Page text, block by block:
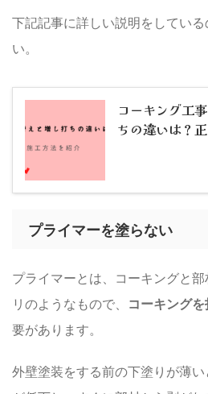
下記記事に詳しい説明をしてい
い。
コーキング工
ちの違いは？
プライマーを塗らない
プライマーとは、コーキングと
リのようなもので、 コーキング
要があります。
外壁塗装をする前の下塗りが薄